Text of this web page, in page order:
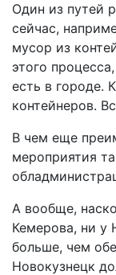
Один из путей
сейчас,
мусор из
этого
есть в городе.
контейнеров.
В чем еще
мероприятия
А вообще,
Кемерова, ни у
больше, чем
Новокузнецк